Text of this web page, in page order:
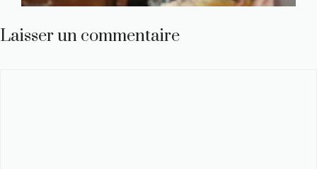
Laisser un commentaire